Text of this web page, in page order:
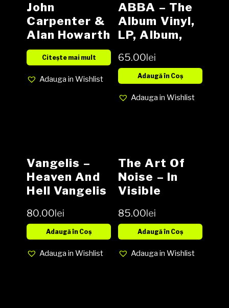
John
Carpenter &
Alan Howarth
– „Escape
From New
York” Die
VG+
Citește mai mult
Adauga in Wishlist
ABBA – The
Album Vinyl,
LP, Album,
media VG+
cover VG+
65.00lei
Adaugă în Coș
Adauga in Wishlist
Vangelis –
Heaven And
Hell Vangelis
Album, media
NM cover
80.00lei
Adaugă în Coș
Adauga in Wishlist
The Art Of
Noise – In
Visible
LP, Album
media VG+
85.00lei
Adaugă în Coș
Adauga in Wishlist